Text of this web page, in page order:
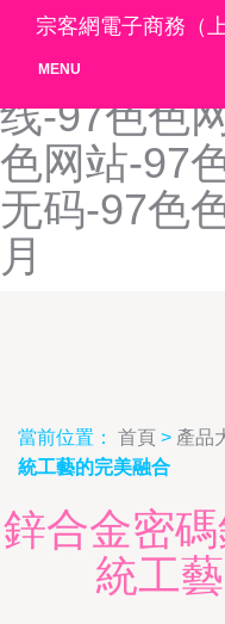
97色色网-
拍-97色色
线-97色色
色网站-97
无码-97色
月
宗客網電子商務（
MENU
當前位置： 首頁 > 產品
統工藝的完美融合
鋅合金密
統工